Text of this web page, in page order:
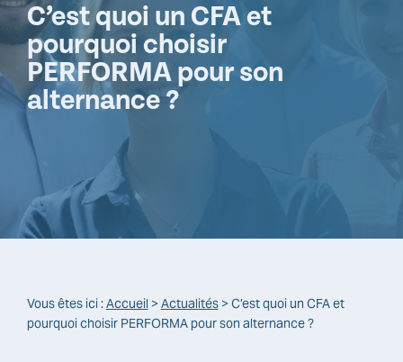
C’est quoi un CFA et
pourquoi choisir
PERFORMA pour son
alternance ?
Vous êtes ici :Accueil > Actualités> C’est quoi un CFA et
pourquoi choisir PERFORMA pour son alternance ?